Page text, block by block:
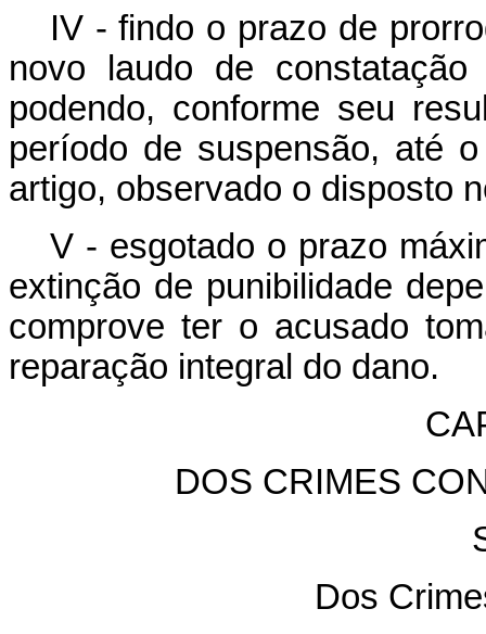
IV - findo o prazo de
novo laudo de
podendo, conforme seu
período de suspensão, até
artigo, observado o disposto
V - esgotado o prazo
extinção de punibilidade
comprove ter o acusado
reparação integral do dano.
DOS CRIMES
Dos